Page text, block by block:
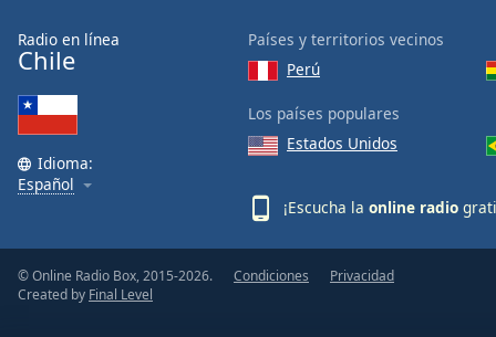
Radio en línea
Chile
Idioma:
Español
Países y territorios vecinos
Perú
Los países populares
Estados Unidos
¡Escucha la online radio
© Online Radio Box, 2015-2026.
Created by Final Level
Condiciones Privacidad